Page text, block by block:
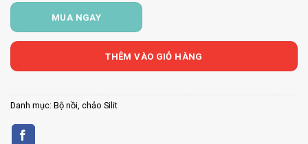
MUA NGAY
THÊM VÀO GIỎ HÀNG
Danh mục: Bộ nồi, chảo Silit